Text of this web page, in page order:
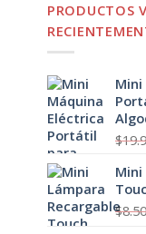
PRODUCTOS
$
Mini
$